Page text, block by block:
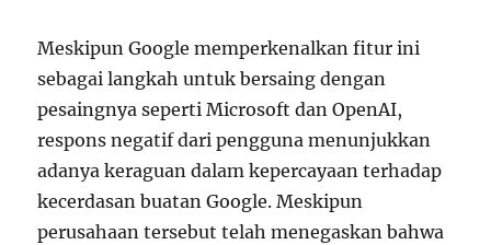
Meskipun Google memperkenalkan fitur ini
sebagai langkah untuk bersaing dengan
pesaingnya seperti Microsoft dan OpenAI,
respons negatif dari pengguna menunjukkan
adanya keraguan dalam kepercayaan terhadap
kecerdasan buatan Google. Meskipun
perusahaan tersebut telah menegaskan bahwa